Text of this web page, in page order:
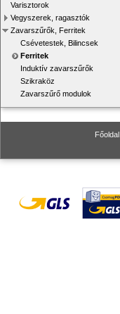
Varisztorok
Vegyszerek, ragasztók
Zavarszűrők, Ferritek
Csévetestek, Bilincsek
Ferritek
Induktív zavarszűrők
Szikraköz
Zavarszűrő modulok
Főoldal